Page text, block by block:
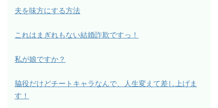
夫を味方にする方法
これはまぎれもない結婚詐欺ですっ！
私が娘ですか？
脇役だけどチートキャラなんで、人生変えて差し上げま
す！